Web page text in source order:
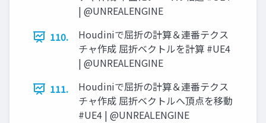
| @UNREALENGINE
110.
Houdiniで屈折の計算＆連番テクス
チャ作成 屈折ベクトルを計算 #UE4
| @UNREALENGINE
111.
Houdiniで屈折の計算＆連番テクス
チャ作成 屈折ベクトルへ頂点を移動
#UE4 | @UNREALENGINE